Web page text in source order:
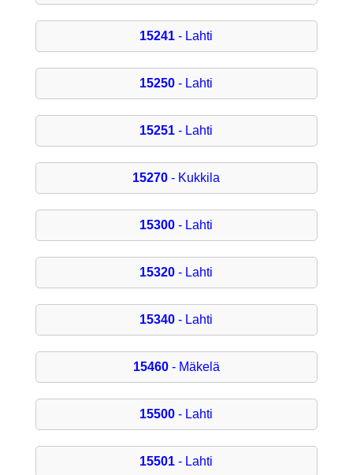
15241 - Lahti
15250 - Lahti
15251 - Lahti
15270 - Kukkila
15300 - Lahti
15320 - Lahti
15340 - Lahti
15460- Mäkelä
15500 - Lahti
15501 - Lahti